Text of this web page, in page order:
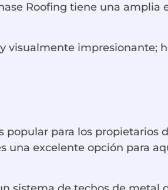
Roofing tiene una amplia
visualmente impresionante;
para los propietarios
una excelente opción para